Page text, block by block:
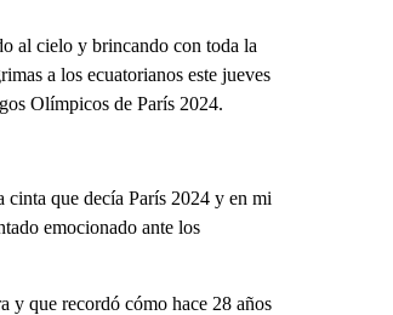
al cielo y brincando con toda la
a los ecuatorianos este jueves
Olímpicos de París 2024.
cinta que decía París 2024 y en mi
emocionado ante los
y que recordó cómo hace 28 años